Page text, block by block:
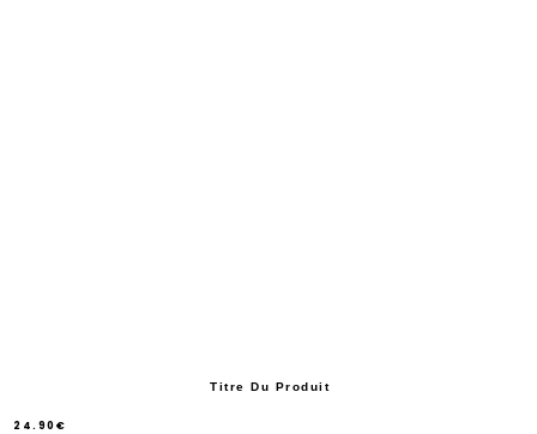
Titre Du Produit
24.90€